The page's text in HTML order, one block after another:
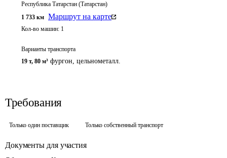
Республика Татарстан (Татарстан)
1 733 км Маршрут на карте
Кол-во машин: 1
Варианты транспорта
19 т, 80 м³ фургон, цельнометалл.
Требования
Только один поставщик Только собственный транспорт
Документы для участия